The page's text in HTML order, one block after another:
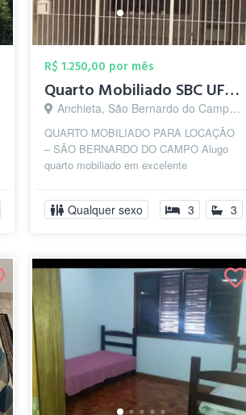
R$ 1.250,00 por mês
Quarto Mobiliado SBC UFABC Federal J Cop...
Anchieta, São Bernardo do Campo - SP
QUARTO MOBILIADO PARA LOCAÇÃO
– SÃO BERNARDO DO CAMPO Alugo
quarto mobiliado em excelente
metros da Universidade Fe...
Qualquer sexo 3 3